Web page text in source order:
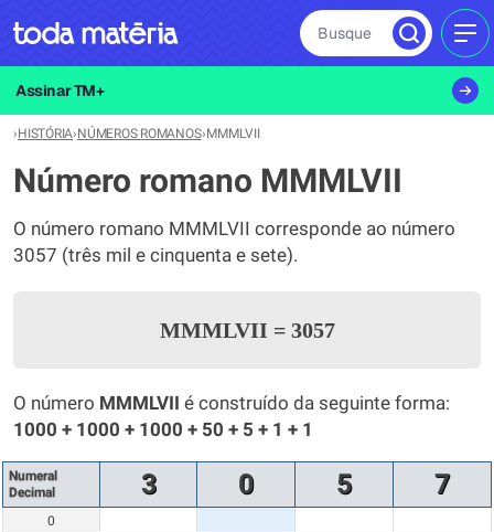
Busque
Assinar TM+
›HISTÓRIA›NÚMEROS ROMANOS›MMMLVII
Número romano MMMLVII
O número romano MMMLVII corresponde ao número
3057 (três mil e cinquenta e sete).
MMMLVII =3057
O número MMMLVII é construído da seguinte forma:
1000 + 1000 + 1000 + 50 + 5 + 1 + 1
Numeral
Decimal
3 0 5 7
0